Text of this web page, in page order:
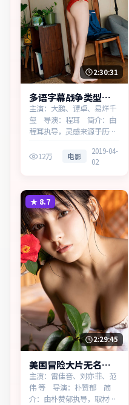
2:30:31
多语字幕战争类型失
控回响热播更新中
主演：大鹏、谭卓、易烊千
玺 导演：程耳 简介：由
程耳执导，灵感来源于历史
争作品。在高度疏离的都市
丛林里，叙事围绕人物抉择
味悠长，值得细品。主演以
细腻表演撑起情感层次，兼
顾观赏性与现实意义。
12万 电影
2019-04-
02
★ 8.7
2:29:45
美国冒险大片无名追
缉高清完整在线
主演：雷佳音、刘亦菲、范
伟 等 导演：朴赞郁 简
介：由朴赞郁执导，取材于